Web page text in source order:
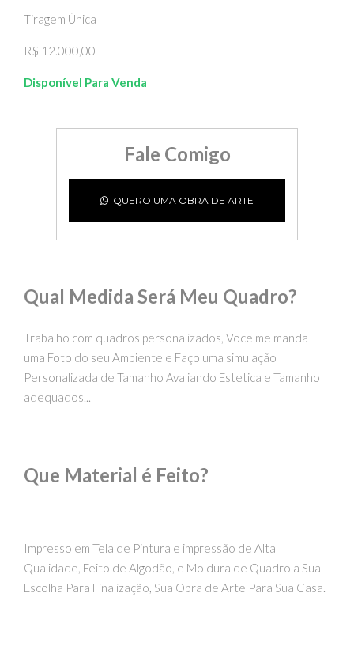
Tiragem Única
R$ 12.000,00
Disponível Para Venda
Fale Comigo
QUERO UMA OBRA DE ARTE
Qual Medida Será Meu Quadro?
Trabalho com quadros personalizados, Voce me manda
uma Foto do seu Ambiente e Faço uma simulação
Personalizada de Tamanho Avaliando Estetica e Tamanho
adequados...
Que Material é Feito?
Impresso em Tela de Pintura e impressão de Alta
Qualidade, Feito de Algodão, e Moldura de Quadro a Sua
Escolha Para Finalização, Sua Obra de Arte Para Sua Casa.